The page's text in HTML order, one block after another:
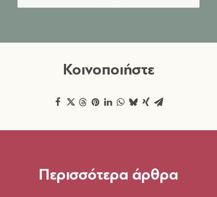
Κοινοποιήστε
Περισσότερα άρθρα